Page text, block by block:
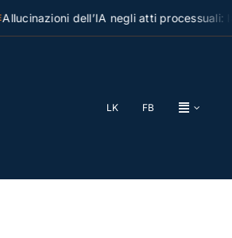
dell’IA negli atti processuali: la
LK FB